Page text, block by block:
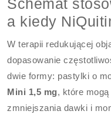
Schemat
a kiedy
W terapii redukującej
dopasowanie
dwie formy: pastylki o
Mini 1,5 mg, które
zmniejszania dawki i